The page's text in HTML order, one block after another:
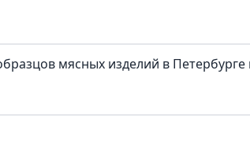
мясных изделий в Петербурге